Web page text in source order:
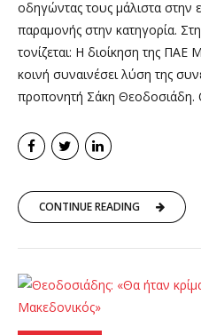
οδηγώντας τους μάλιστα στην
παραμονής στην κατηγορία.
τονίζεται: Η διοίκηση της ΠΑΕ
κοινή συναινέσει λύση της
προπονητή Σάκη Θεοδοσιάδη.
CONTINUE READING